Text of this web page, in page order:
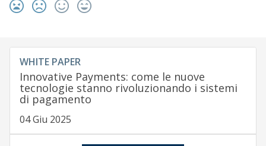
WHITE PAPER
Innovative Payments: come le nuove
tecnologie stanno rivoluzionando i sistemi
di pagamento
04 Giu 2025